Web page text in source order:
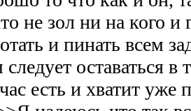
не зол ни на кого и
и пинать всем
следует оставаться
есть и хватит уже